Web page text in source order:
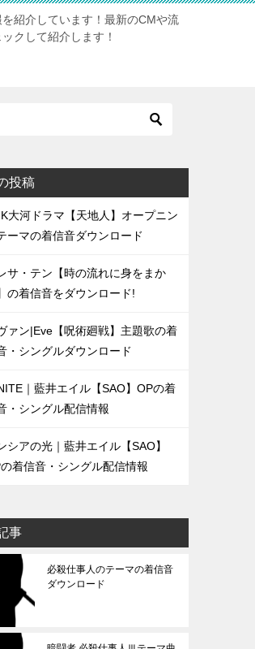
紹介しています！最新のCMや流
クして紹介します！
投稿
大河ドラマ【天地人】オープニン
ーマの着信音ダウンロード
サ・テン【時の流れに身をまか
の着信音をダウンロード!
ァン|Eve【呪術廻戦】主題歌の着
・シングルダウンロード
｜藍井エイル【SAO】OPの着
・シングル配信情報
シアの光｜藍井エイル【SAO】
着信音・シングル配信情報
事
必殺仕事人のテーマの着信音
ダウンロード